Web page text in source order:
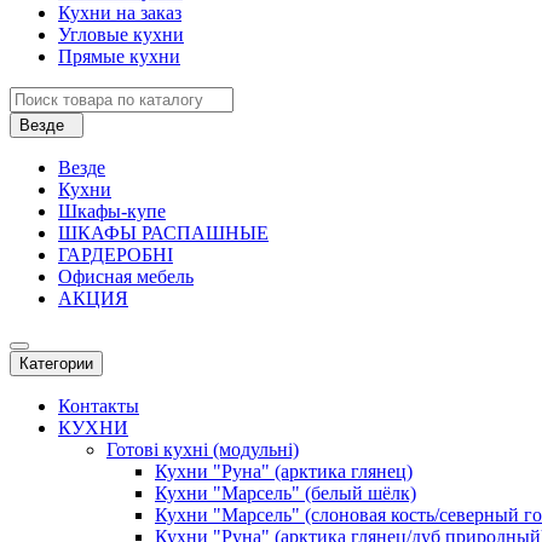
Кухни на заказ
Угловые кухни
Прямые кухни
Везде
Везде
Кухни
Шкафы-купе
ШКАФЫ РАСПАШНЫЕ
ГАРДЕРОБНІ
Офисная мебель
АКЦИЯ
Категории
Контакты
КУХНИ
Готові кухні (модульні)
Кухни "Руна" (арктика глянец)
Кухни "Марсель" (белый шёлк)
Кухни "Марсель" (слоновая кость/северный
Кухни "Руна" (арктика глянец/дуб